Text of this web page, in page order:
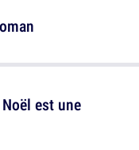
est une